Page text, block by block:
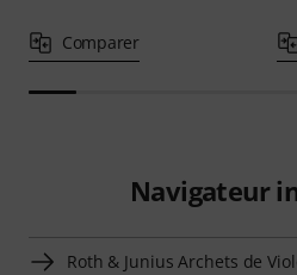
Comparer
Navigateur
Roth & Junius Archets de